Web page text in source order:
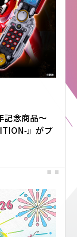
記念商品～
』がプ